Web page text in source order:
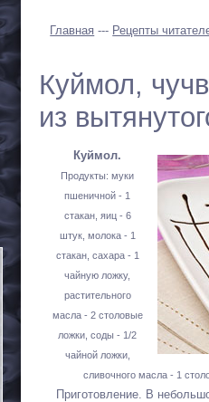
Главная --- Рецепты
Куймол,
из
Куймол.
Продукты: муки
пшеничной - 1
стакан, яиц - 6
штук, молока - 1
стакан, сахара - 1
чайную ложку,
растительного
масла - 2 столовые
ложки, соды - 1/2
чайной ложки,
сливочного масла - 1
Приготовление. В